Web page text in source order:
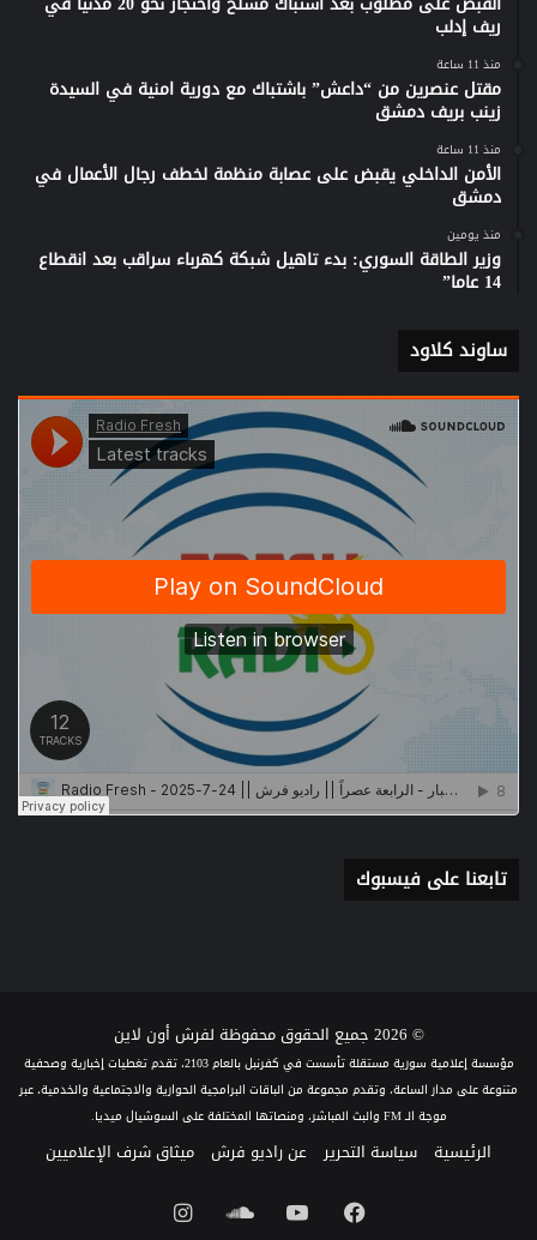
ريف إدلب
منذ 11 ساعة
مقتل عنصرين من “داعش” باشتباك مع دورية امنية في السيدة
زينب بريف دمشق
منذ 11 ساعة
الأمن الداخلي يقبض على عصابة منظمة لخطف رجال الأعمال في
دمشق
منذ يومين
وزير الطاقة السوري: بدء تاهيل شبكة كهرباء سراقب بعد انقطاع
14 عاما”
ساوند كلاود
تابعنا على فيسبوك
© 2026 جميع الحقوق محفوظة لفرش أون لاين
مؤسسة إعلامية سورية مستقلة تأسست في كفرنبل بالعام 2103، تقدم تغطيات إخبارية وصحفية
متنوعة على مدار الساعة، وتقدم مجموعة من الباقات البرامجية الحوارية والاجتماعية والخدمية، عبر
موجة الـ FM والبث المباشر، ومنصاتها المختلفة على السوشيال ميديا.
الرئيسية سياسة التحرير عن راديو فرش ميثاق شرف الإعلاميين
فيسبوكيوتيوبساوندانستقرام